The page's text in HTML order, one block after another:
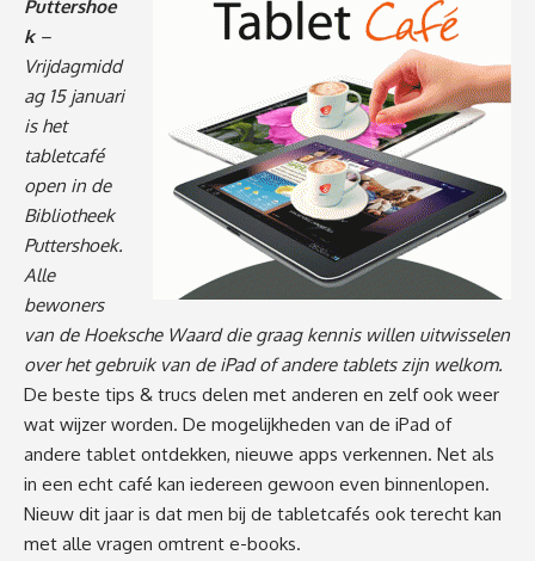
Puttershoe
k –
Vrijdagmidd
ag 15 januari
is het
tabletcafé
open in de
Bibliotheek
Puttershoek.
Alle
bewoners
van de Hoeksche Waard die graag kennis willen uitwisselen
over het gebruik van de iPad of andere tablets zijn welkom.
De beste tips & trucs delen met anderen en zelf ook weer
wat wijzer worden. De mogelijkheden van de iPad of
andere tablet ontdekken, nieuwe apps verkennen. Net als
in een echt café kan iedereen gewoon even binnenlopen.
Nieuw dit jaar is dat men bij de tabletcafés ook terecht kan
met alle vragen omtrent e-books.